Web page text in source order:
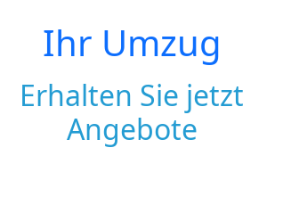
Ihr Umzug
Erhalten Sie jetzt
Angebote